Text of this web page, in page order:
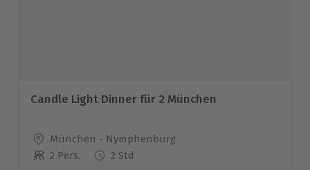
Candle Light Dinner für 2 München
Standort
München - Nymphenburg
Anzahl der Teilnehmer
2 Pers. 2 Std